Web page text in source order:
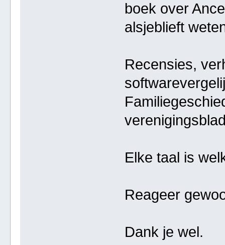
boek over
alsjeblieft
Recensies,
Elke taal is
Reageer
Dank je wel.